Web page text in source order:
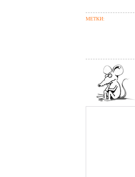
МЕТКИ: